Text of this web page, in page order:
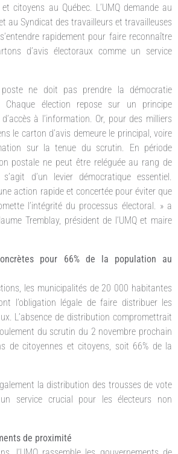
citoyens au Québec. L’UMQ demande au
au Syndicat des travailleurs et travailleuses
rapidement pour faire reconnaître
d’avis électoraux comme un service
ne doit pas prendre la démocratie
Chaque élection repose sur un principe
à l’information. Or, pour des milliers
le carton d’avis demeure le principal, voire
sur la tenue du scrutin. En période
postale ne peut être reléguée au rang de
d’un levier démocratique essentiel.
action rapide et concertée pour éviter que
l’intégrité du processus électoral. » a
Tremblay, président de l’UMQ et maire
pour 66% de la population au
les municipalités de 20 000 habitantes
l’obligation légale de faire distribuer les
L’absence de distribution compromettrait
du scrutin du 2 novembre prochain
de citoyennes et citoyens, soit 66% de la
la distribution des trousses de vote
service crucial pour les électeurs non
de proximité